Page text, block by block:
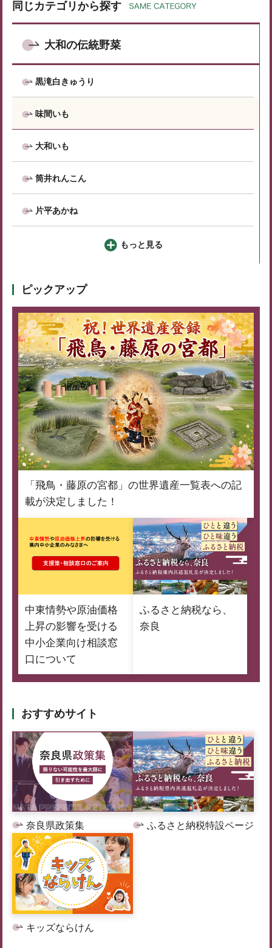
同じカテゴリから探す
大和の伝統野菜
黒滝白きゅうり
味間いも
大和いも
筒井れんこん
片平あかね
もっと見る
ピックアップ
「飛鳥・藤原の宮都」の世界遺産一覧表への記
載が決定しました！
中東情勢や原油価格
上昇の影響を受ける
中小企業向け相談窓
口について
ふるさと納税なら、
奈良
おすすめサイト
奈良県政策集 ふるさと納税特設ページ
キッズならけん